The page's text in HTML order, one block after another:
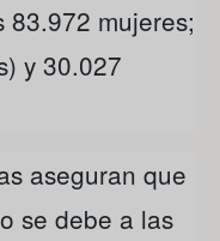
mujeres;
y 30.027
aseguran que
se debe a las